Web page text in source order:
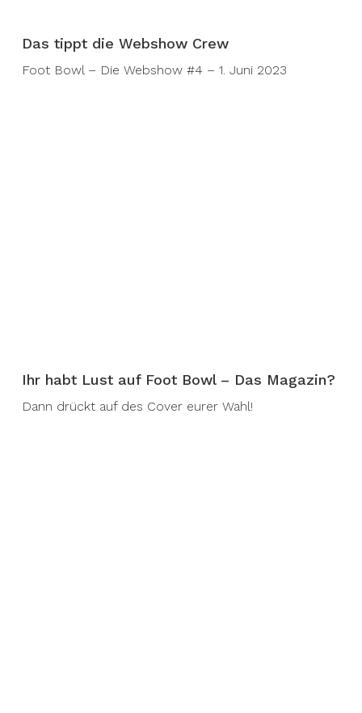
Das tippt die Webshow Crew
Foot Bowl – Die Webshow #4 – 1. Juni 2023
Ihr habt Lust auf Foot Bowl – Das Magazin?
Dann drückt auf des Cover eurer Wahl!